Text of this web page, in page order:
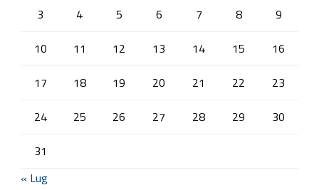
3
4 5 6 7 8
9
10
11 12 13 14 15
16
17
18 19 20 21 22
23
24
25 26 27 28 29
30
31
« Lug